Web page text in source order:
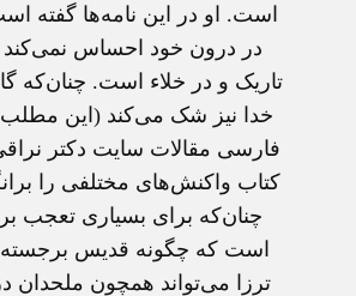
است. او در این نامه‌ها گفته
در درون خود احساس
تاریک و در خلاء است. چنان‌که
خدا نیز شک می‌کند (این
فارسی مقالات سایت دکتر نراقی
کتاب واکنش‌های مختلفی را
چنان‌که برای بسیاری تعجب
است که چگونه قدیس
ترزا می‌تواند همچون ملحدان